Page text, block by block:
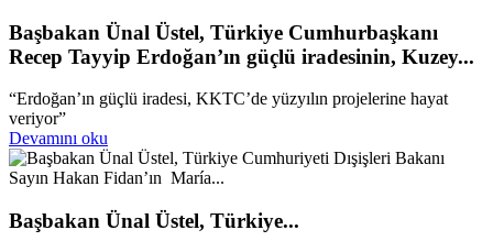
Başbakan Ünal Üstel, Türkiye Cumhurbaşkanı
Recep Tayyip Erdoğan’ın güçlü iradesinin, Kuzey...
“Erdoğan’ın güçlü iradesi, KKTC’de yüzyılın projelerine hayat
veriyor”
Devamını oku
Başbakan Ünal Üstel, Türkiye...